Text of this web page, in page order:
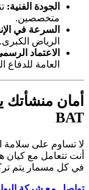
الجودة الفنية:
متخصصين.
السرعة في
الرياض الكبرى.
الاعتماد
العامة للدفاع
أمان منشأتك
BAT
لا تساوم على سلامة
أنت تتعامل مع كيان
في كل مسمار يتم